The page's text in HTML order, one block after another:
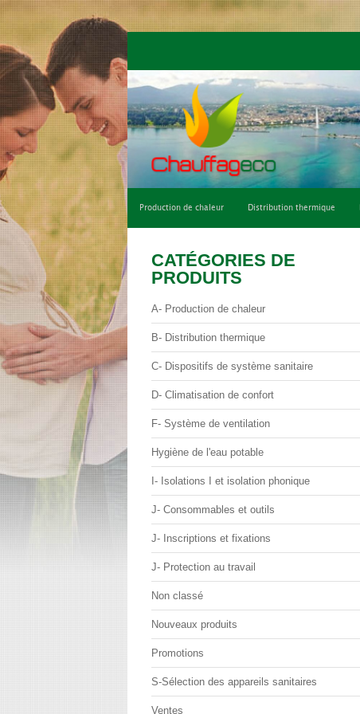
Production de chaleur Distribution thermique
CATÉGORIES DE
PRODUITS
A- Production de chaleur
B- Distribution thermique
C- Dispositifs de système sanitaire
D- Climatisation de confort
F- Système de ventilation
Hygiène de l'eau potable
I- Isolations I et isolation phonique
J- Consommables et outils
J- Inscriptions et fixations
J- Protection au travail
Non classé
Nouveaux produits
Promotions
S-Sélection des appareils sanitaires
Ventes